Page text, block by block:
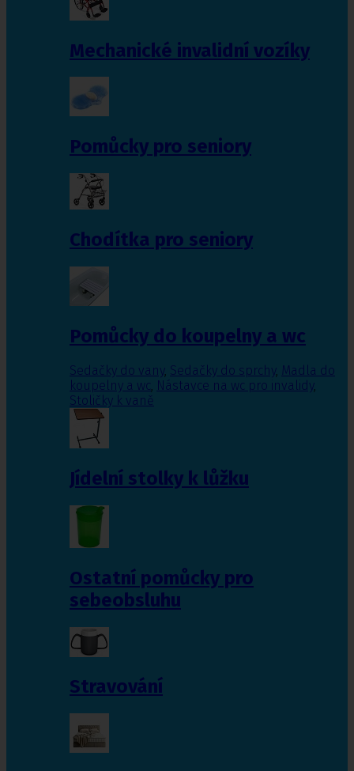
Mechanické invalidní vozíky
Pomůcky pro seniory
Chodítka pro seniory
Pomůcky do koupelny a wc
Sedačky do vany, Sedačky do sprchy, Madla do
koupelny a wc, Nástavce na wc pro invalidy,
Stoličky k vaně
Jídelní stolky k lůžku
Ostatní pomůcky pro
sebeobsluhu
Stravování